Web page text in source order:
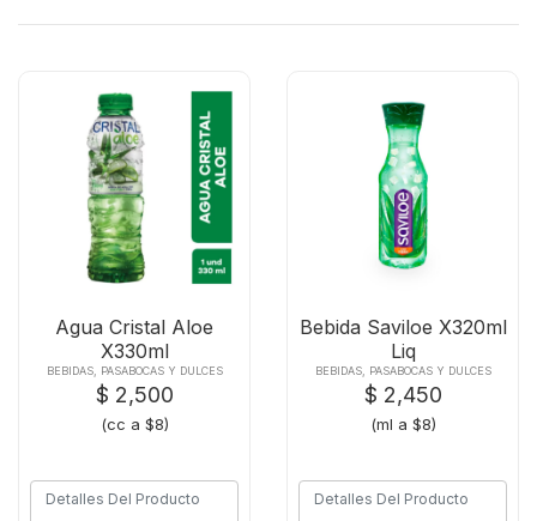
Agua Cristal Aloe
X330ml
BEBIDAS, PASABOCAS Y DULCES
$ 2,500
(cc a $8)
Bebida Saviloe X320ml
Liq
BEBIDAS, PASABOCAS Y DULCES
$ 2,450
(ml a $8)